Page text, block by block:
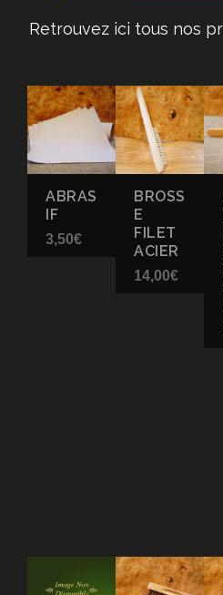
Retrouvez ici tous nos
ABRAS
IF
3,50€
BROSS
E
FILET
ACIER
14,00€